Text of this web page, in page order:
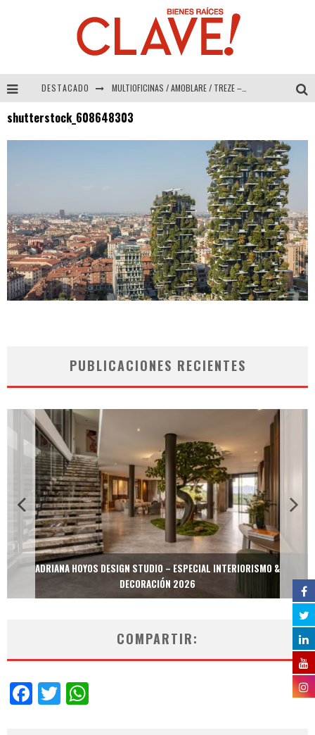
DESTACADO MULTIOFICINAS / AMOBLARE / TREZE – Especial Interiorismo & Decoración 2026
COLINEAL – Especial Interiorismo & Decoración 2026
ADRIANA HOYOS DESIGN STUDIO – Especial Interiorismo & Decoración 2026
shutterstock_608648303
PUBLICACIONES RECIENTES
ADRIANA HOYOS DESIGN STUDIO – ESPECIAL INTERIORISMO &
DECORACIÓN 2026
COMPARTIR:
Facebook
Twitter